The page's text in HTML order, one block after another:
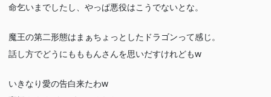
命乞いまでしたし、やっぱ悪役はこうでないとな。
魔王の第二形態はまぁちょっとしたドラゴンって感じ。
話し方でどうにもももんさんを思いだすけれどもw
いきなり愛の告白来たわw